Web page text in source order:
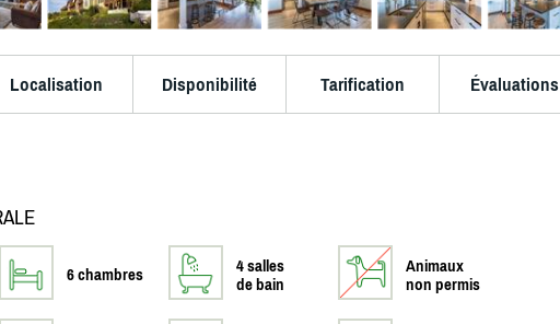
Localisation Disponibilité Tarification Évaluations
6 chambres
4 salles
de bain
Animaux
non permis